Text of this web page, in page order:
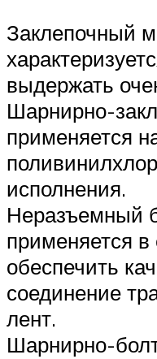
Заклепочный
выдержать
Шарнирно-
применяется
исполнения.
Неразъемный
применяется в
обеспечить
соединение
лент.
Шарнирно-